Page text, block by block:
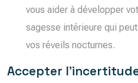
vous aider à développer
sagesse intérieure qui
vos réveils nocturnes.
Accepter